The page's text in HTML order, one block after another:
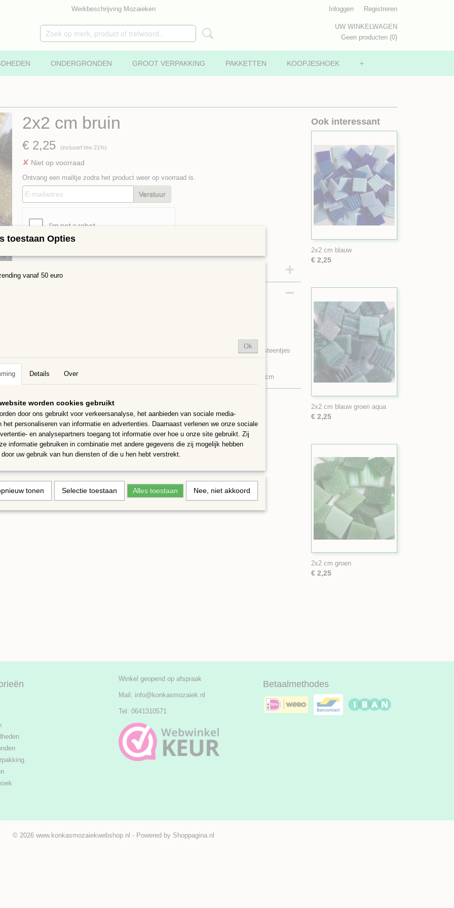
Werkbeschrijving Mozaieken Inloggen Registreren
UW WINKELWAGEN
Geen producten (0)
ONDERGRONDEN GROOT VERPAKKING PAKKETTEN KOOPJESHOEK +
2x2 cm bruin
€ 2,25 (inclusief btw 21%)
✘ Niet op voorraad
Ontvang een mailtje zodra het product weer op voorraad is.
Verstuur
geribbeld, voor een betere hechting. De ribbeltjeskant is dus de onderkant.
Kan natuurlijk ook andersom gebruikt worden. Geschikt voor binnen en buiten. De steentjes
Er gaan ongeveer 85 steentjes in een zakje. Opp van het zakje is ongeveer 18x19 cm
Ook interessant
2x2 cm blauw
€ 2,25
2x2 cm blauw groen aqua
€ 2,25
2x2 cm groen
€ 2,25
Winkel geopend op afspraak
Mail: info@konkasmozaiek.nl
Tel: 0641310571
Betaalmethodes
© 2026 www.konkasmozaiekwebshop.nl - Powered by Shoppagina.nl
toestaan Opties
vanaf 50 euro
Ok
Details Over
worden cookies gebruikt
door ons gebruikt voor verkeersanalyse, het aanbieden van sociale media-
het personaliseren van informatie en advertenties. Daarnaast verlenen we onze sociale
en analysepartners toegang tot informatie over hoe u onze site gebruikt. Zij
informatie gebruiken in combinatie met andere gegevens die zij mogelijk hebben
uw gebruik van hun diensten of die u hen hebt verstrekt.
tonen Selectie toestaan Alles toestaan Nee, niet akkoord